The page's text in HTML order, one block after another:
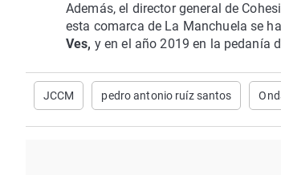
Además, el director general de
esta comarca de La Manchuela se
Ves, y en el año 2019 en la pedanía
JCCM pedro antonio ruíz santos